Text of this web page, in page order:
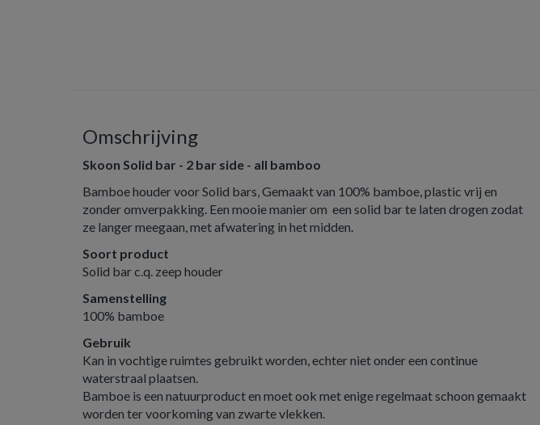
Omschrijving
Skoon Solid bar - 2 bar side - all bamboo
Bamboe houder voor Solid bars, Gemaakt van 100% bamboe, plastic vrij en
zonder omverpakking. Een mooie manier om een solid bar te laten drogen zodat
ze langer meegaan, met afwatering in het midden.
Soort product
Solid bar c.q. zeep houder
Samenstelling
100% bamboe
Gebruik
Kan in vochtige ruimtes gebruikt worden, echter niet onder een continue
waterstraal plaatsen.
Bamboe is een natuurproduct en moet ook met enige regelmaat schoon gemaakt
worden ter voorkoming van zwarte vlekken.